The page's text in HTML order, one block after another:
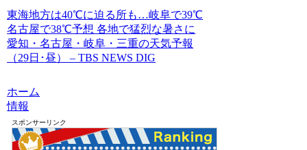
東海地方は40℃に迫る所も…岐阜で39℃
名古屋で38℃予想 各地で猛烈な暑さに
愛知・名古屋・岐阜・三重の天気予報
（29日･昼） – TBS NEWS DIG
ホーム
情報
スポンサーリンク